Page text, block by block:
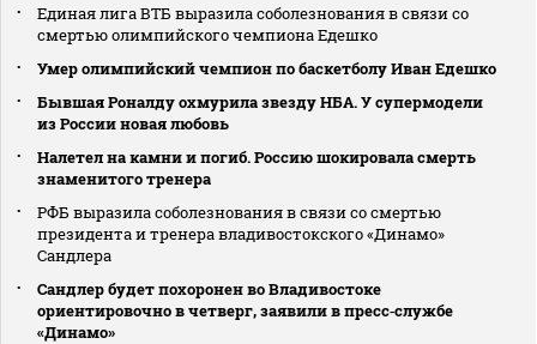
Единая лига ВТБ выразила соболезнования в связи со
смертью олимпийского чемпиона Едешко
Умер олимпийский чемпион по баскетболу Иван Едешко
Бывшая Роналду охмурила звезду НБА. У супермодели
из России новая любовь
Налетел на камни и погиб. Россию шокировала смерть
знаменитого тренера
РФБ выразила соболезнования в связи со смертью
президента и тренера владивостокского «Динамо»
Сандлера
Сандлер будет похоронен во Владивостоке
ориентировочно в четверг, заявили в пресс‑службе
«Динамо»